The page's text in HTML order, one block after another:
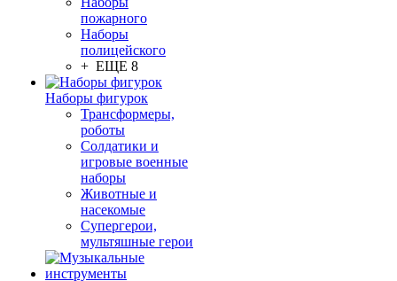
пожарного
Наборы
полицейского
+ ЕЩЕ 8
Наборы фигурок
Трансформеры,
роботы
Солдатики и
игровые военные
наборы
Животные и
насекомые
Супергерои,
мультяшные герои